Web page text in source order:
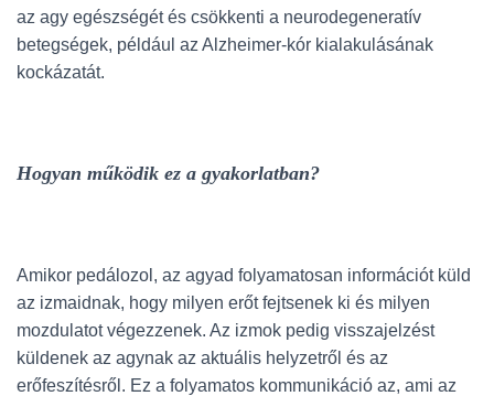
az agy egészségét és csökkenti a neurodegeneratív
betegségek, például az Alzheimer-kór kialakulásának
kockázatát.
Hogyan működik ez a gyakorlatban?
Amikor pedálozol, az agyad folyamatosan információt küld
az izmaidnak, hogy milyen erőt fejtsenek ki és milyen
mozdulatot végezzenek. Az izmok pedig visszajelzést
küldenek az agynak az aktuális helyzetről és az
erőfeszítésről. Ez a folyamatos kommunikáció az, ami az